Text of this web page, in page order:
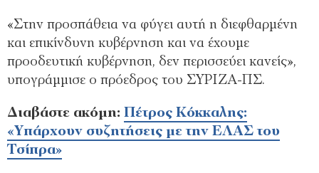
«Στην προσπάθεια να φύγει αυτή η διεφθαρμένη
και επικίνδυνη κυβέρνηση και να έχουμε
προοδευτική κυβέρνηση, δεν περισσεύει κανείς»,
υπογράμμισε ο πρόεδρος του ΣΥΡΙΖΑ-ΠΣ.
Διαβάστε ακόμη: Πέτρος Κόκκαλης:
«Υπάρχουν συζητήσεις με την ΕΛΑΣ του
Τσίπρα»